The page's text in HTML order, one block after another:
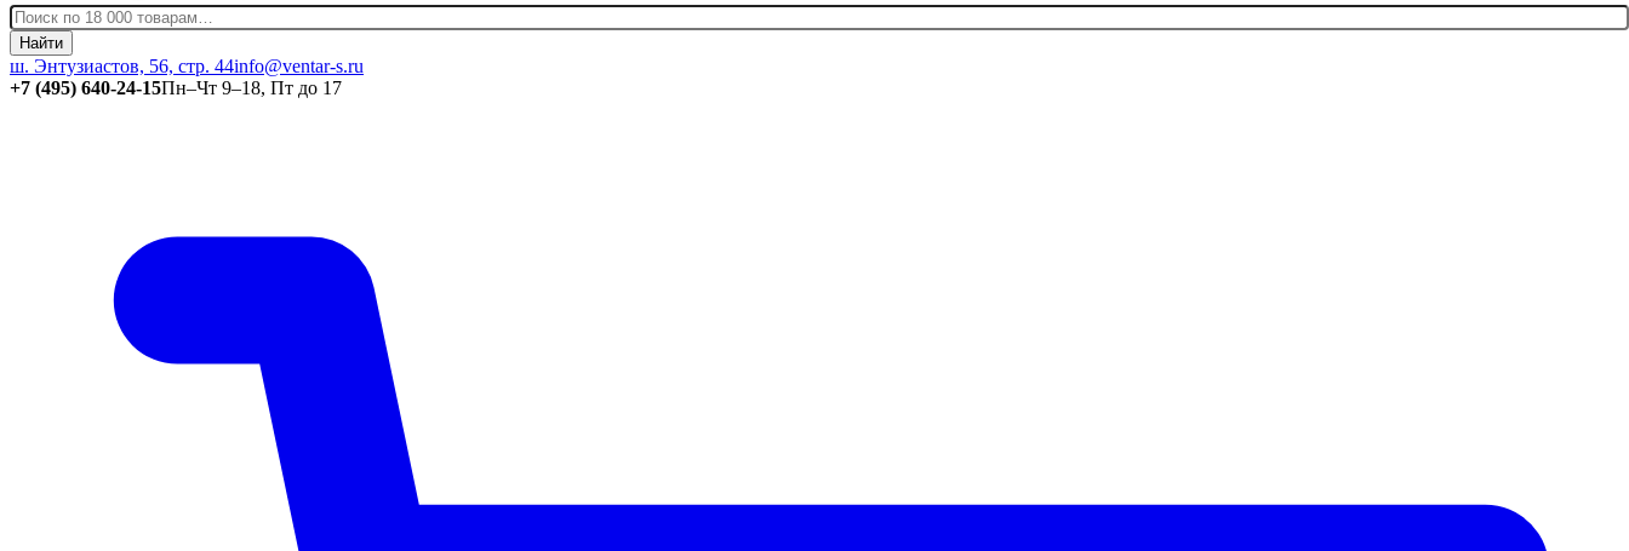
Найти
ш. Энтузиастов, 56, стр. 44info@ventar-s.ru
+7 (495) 640-24-15Пн–Чт 9–18, Пт до 17